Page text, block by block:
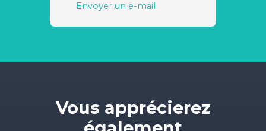
Envoyer un e-mail
Vous apprécierez